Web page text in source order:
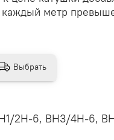
метр
2Н-6, ВН3/4Н-6,
Выбрать